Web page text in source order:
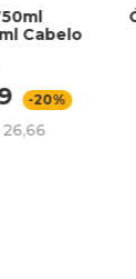
Cabelo
-20%